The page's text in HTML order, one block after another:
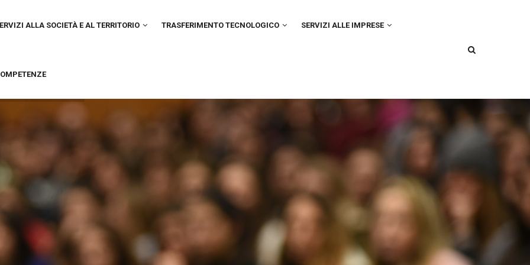
ALLA SOCIETÀ E AL TERRITORIO TRASFERIMENTO TECNOLOGICO SERVIZI ALLE IMPRESE